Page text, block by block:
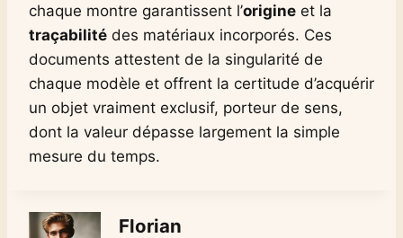
chaque montre garantissent l’origine et la
traçabilité des matériaux incorporés. Ces
documents attestent de la singularité de
chaque modèle et offrent la certitude d’acquérir
un objet vraiment exclusif, porteur de sens,
dont la valeur dépasse largement la simple
mesure du temps.
Florian